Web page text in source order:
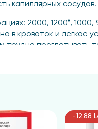
капиллярных сосудов.
2000, 1200*, 1000,
в кровоток и легкое
проглатывать
-12.88